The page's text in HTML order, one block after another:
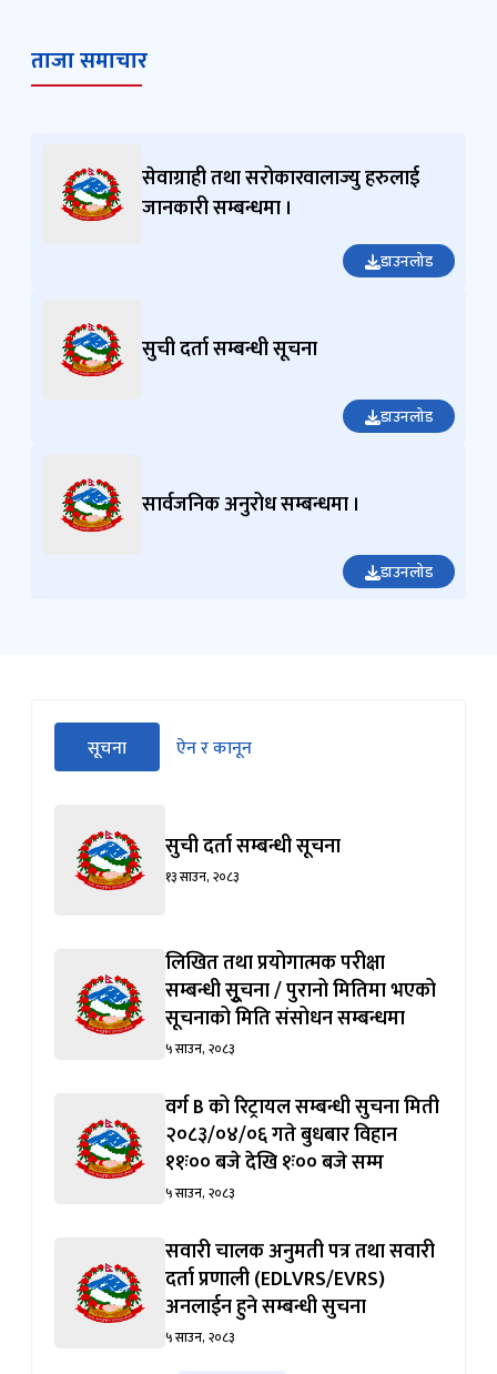
ताजा समाचार
सेवाग्राही तथा सरोकारवालाज्यु हरुलाई
जानकारी सम्बन्धमा ।
डाउनलोड
सुची दर्ता सम्बन्धी सूचना
डाउनलोड
सार्वजनिक अनुरोध सम्बन्धमा ।
डाउनलोड
सीधा
पहिलो
जानुहोस्
सूचना
(सक्रिय ट्याब)
ऐन र कानून
सुची दर्ता सम्बन्धी सूचना
१३ साउन, २०८३
लिखित तथा प्रयोगात्मक परीक्षा
सम्बन्धी सुूचना / पुरानो मितिमा भएको
सूचनाको मिति संसोधन सम्बन्धमा
५ साउन, २०८३
वर्ग B को रिट्रायल सम्बन्धी सुचना मिती
२०८३/०४/०६ गते बुधबार विहान
११ः०० बजे देखि १ः०० बजे सम्म
५ साउन, २०८३
सवारी चालक अनुमती पत्र तथा सवारी
दर्ता प्रणाली (EDLVRS/EVRS)
अनलाईन हुने सम्बन्धी सुचना
५ साउन, २०८३